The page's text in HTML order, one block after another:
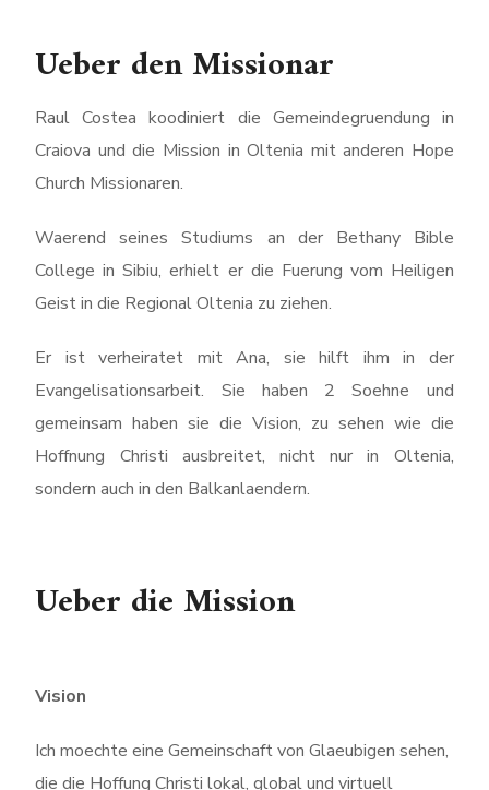
Ueber den Missionar
Raul Costea koodiniert die Gemeindegruendung in
Craiova und die Mission in Oltenia mit anderen Hope
Church Missionaren.
Waerend seines Studiums an der Bethany Bible
College in Sibiu, erhielt er die Fuerung vom Heiligen
Geist in die Regional Oltenia zu ziehen.
Er ist verheiratet mit Ana, sie hilft ihm in der
Evangelisationsarbeit. Sie haben 2 Soehne und
gemeinsam haben sie die Vision, zu sehen wie die
Hoffnung Christi ausbreitet, nicht nur in Oltenia,
sondern auch in den Balkanlaendern.
Ueber die Mission
Vision
Ich moechte eine Gemeinschaft von Glaeubigen sehen,
die die Hoffung Christi lokal, global und virtuell